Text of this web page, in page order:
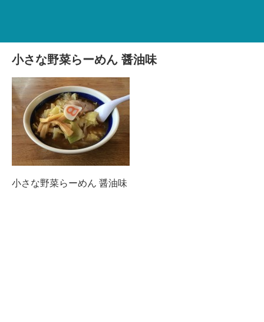
小さな野菜らーめん 醤油味
小さな野菜らーめん 醤油味